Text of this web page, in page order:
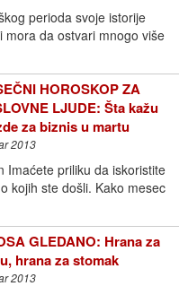
perioda svoje istorije
mora da ostvari mnogo više
HOROSKOP ZA
LJUDE: Šta kažu
za biznis u martu
2013
Imaćete priliku da iskoristite
kojih ste došli. Kako mesec
GLEDANO: Hrana za
hrana za stomak
2013